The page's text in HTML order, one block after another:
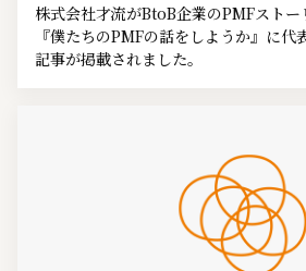
株式会社才流がBtoB企業のPMFスト
『僕たちのPMFの話をしようか』に代
記事が掲載されました。